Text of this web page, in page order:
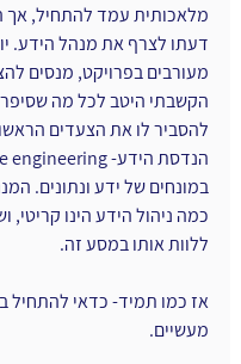
מלאכותית עמד להתחיל,
דעתו לצרף את מנהל הידע.
מעורבים בפרויקט, מנסים
הקשבתי היטב לכל מה
להסביר לו את הצעדים
במונחים של ידע ונתונים.
כמה ניהול הידע הינו קריטי,
ללוות אותו במסע זה.
אז כמו תמיד- כדאי להתחיל
מעשיים.